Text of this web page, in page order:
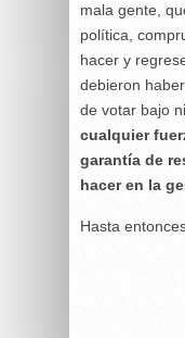
mala gente,
política,
hacer y
debieron
de votar bajo
cualquier
garantía de
hacer en la
Hasta